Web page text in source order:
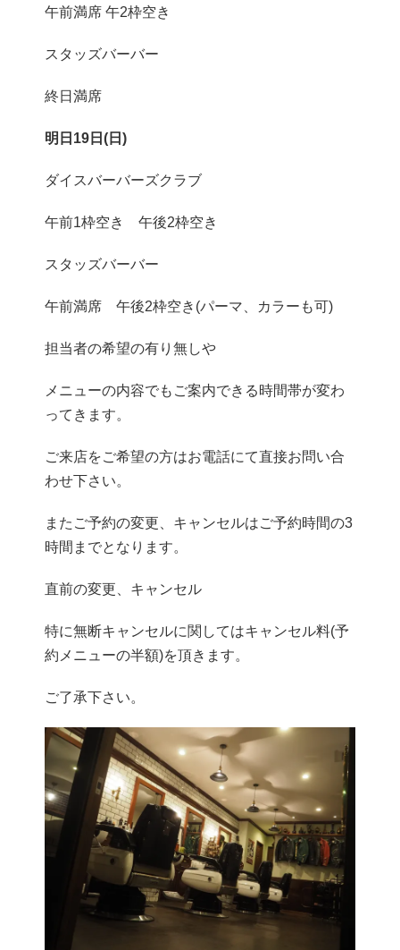
午前満席 午2枠空き
スタッズバーバー
終日満席
明日19日(日)
ダイスバーバーズクラブ
午前1枠空き 午後2枠空き
スタッズバーバー
午前満席 午後2枠空き(パーマ、カラーも可)
担当者の希望の有り無しや
メニューの内容でもご案内できる時間帯が変わ
ってきます。
ご来店をご希望の方はお電話にて直接お問い合
わせ下さい。
またご予約の変更、キャンセルはご予約時間の3
時間までとなります。
直前の変更、キャンセル
特に無断キャンセルに関してはキャンセル料(予
約メニューの半額)を頂きます。
ご了承下さい。